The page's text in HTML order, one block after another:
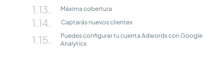
Máxima cobertura
Captarás nuevos clientes
Puedes configurar tu cuenta Adwords con Google
Analytics